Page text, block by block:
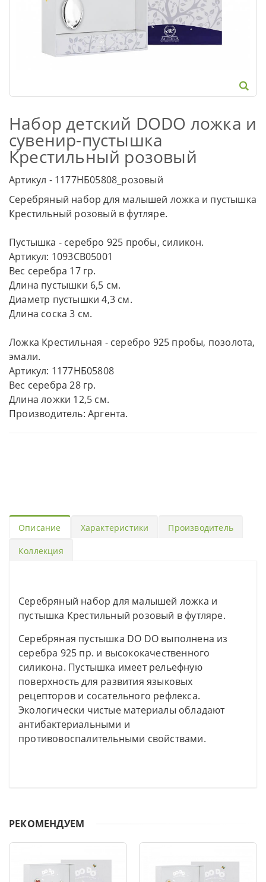
Набор детский DODO ложка и
сувенир-пустышка
Крестильный розовый
Артикул - 1177НБ05808_розовый
Серебряный набор для малышей ложка и пустышка
Крестильный розовый в футляре.
Пустышка - серебро 925 пробы, силикон.
Артикул: 1093СВ05001
Вес серебра 17 гр.
Длина пустышки 6,5 см.
Диаметр пустышки 4,3 см.
Длина соска 3 см.
Ложка Крестильная - серебро 925 пробы, позолота,
эмали.
Артикул: 1177НБ05808
Вес серебра 28 гр.
Длина ложки 12,5 см.
Производитель: Аргента.
Описание Характеристики Производитель
Коллекция
Серебряный набор для малышей ложка и
пустышка Крестильный розовый в футляре.
Серебряная пустышка DO DO выполнена из
серебра 925 пр. и высококачественного
силикона. Пустышка имеет рельефную
поверхность для развития языковых
рецепторов и сосательного рефлекса.
Экологически чистые материалы обладают
антибактериальными и
противовоспалительными свойствами.
РЕКОМЕНДУЕМ